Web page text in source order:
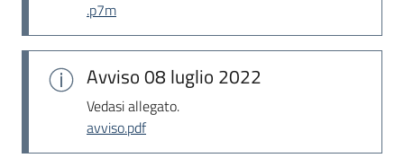
.p7m
Avviso08 luglio 2022
Vedasi allegato.
avviso.pdf